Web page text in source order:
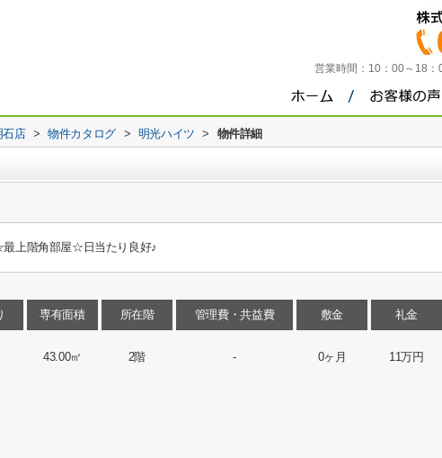
営業時間： 10：00～18
石店 > 物件カタログ > 明光ハイツ > 物件詳細
上階角部屋☆日当たり良好♪
専有面積
43.00㎡
所在階
2階
管理費・共益費
-
敷金
0ヶ月
礼金
11万円